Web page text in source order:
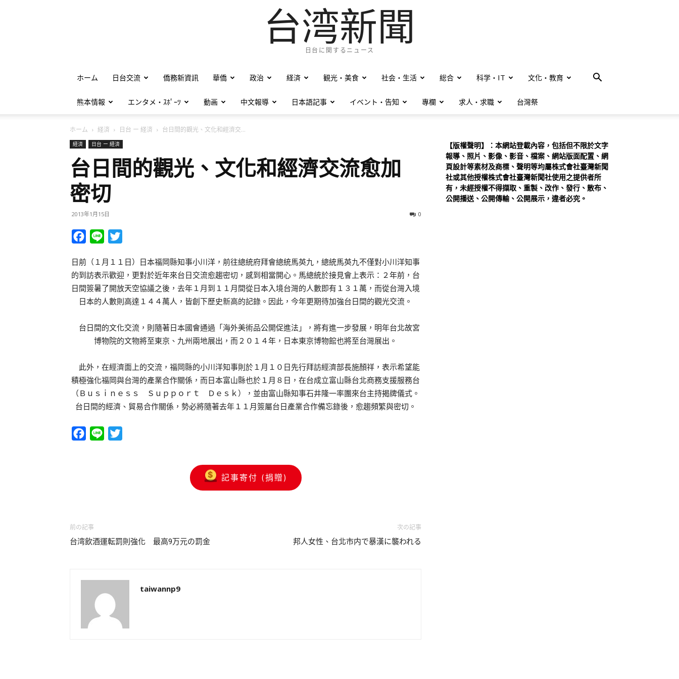
台湾新聞
日台に関するニュース
ホーム 日台交流 僑務新資訊 華僑 政治 経済 観光・美食 社会・生活 総合 科学・IT 文化・教育
熊本情報 エンタメ・ｽﾎﾟｰﾂ 動画 中文報導 日本語記事 イベント・告知 專欄 求人・求職 台灣祭
ホーム 経済 日台 ー 経済 台日間的觀光、文化和經濟交...
経済 日台 ー 経済
台日間的觀光、文化和經濟交流愈加
密切
2013年1月15日 0
Facebook
Line
日前（１月１１日）日本福岡縣知事小川洋，前往總統府拜會總統馬英九，總統馬英九不僅對小川洋知事
的到訪表示歡迎，更對於近年來台日交流愈趨密切，感到相當開心。馬總統於接見會上表示：２年前，台
日間簽暑了開放天空協議之後，去年１月到１１月間從日本入境台灣的人數即有１３１萬，而從台灣入境
日本的人數則高達１４４萬人，皆創下歷史新高的記錄。因此，今年更期待加強台日間的觀光交流。
台日間的文化交流，則隨著日本國會通過「海外美術品公開促進法」，將有進一步發展，明年台北故宮
博物院的文物將至東京、九州兩地展出，而２０１４年，日本東京博物館也將至台灣展出。
此外，在經濟面上的交流，福岡縣的小川洋知事則於１月１０日先行拜訪經濟部長施顏祥，表示希望能
積極強化福岡與台灣的產業合作關係，而日本富山縣也於１月８日，在台成立富山縣台北商務支援服務台
（Ｂｕｓｉｎｅｓｓ Ｓｕｐｐｏｒｔ Ｄｅｓｋ），並由富山縣知事石井隆一率團來台主持揭牌儀式。
台日間的經濟、貿易合作關係，勢必將隨著去年１１月簽屬台日產業合作備忘錄後，愈趨頻繁與密切。
Facebook
Line
記事寄付 (捐贈)
前の記事
台湾飲酒運転罰則強化 最高9万元の罰金
次の記事
邦人女性、台北市内で暴漢に襲われる
taiwannp9
【版權聲明】：本網站登載內容，包括但不限於文字
報導、照片、影像、影音、檔案、網站版面配置、網
頁設計等素材及商標、聲明等均屬株式會社臺灣新聞
社或其他授權株式會社臺灣新聞社使用之提供者所
有，未經授權不得擷取、重製、改作、發行、散布、
公開播送、公開傳輸、公開展示，違者必究。